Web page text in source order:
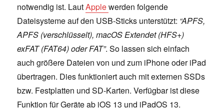
notwendig ist. LautApplewerden folgende
Dateisysteme auf den USB-Sticks unterstützt: “APFS,
APFS (verschlüsselt), macOS Extendet (HFS+)
exFAT (FAT64) oder FAT”. So lassen sich einfach
auch größere Dateien von und zum iPhone oder iPad
übertragen. Dies funktioniert auch mit externen SSDs
bzw. Festplatten und SD-Karten. Verfügbar ist diese
Funktion für Geräte ab iOS 13 und iPadOS 13.